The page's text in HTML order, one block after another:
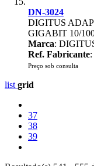
DN-3024
DIGITUS
GIGABIT 10/
Marca:
Ref. Fabricante
Preço sob consulta
list grid
37
38
39